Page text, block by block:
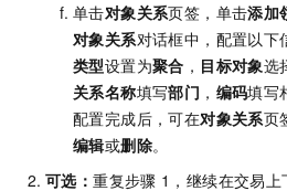
单击对象关系页签，单击添加
对象关系对话框中，配置以下
类型设置为聚合 ， 目标对象选
关系名称填写部门 ， 编码填写
配置完成后，可在对象关系页
编辑或删除。
可选：重复步骤 1，继续在交易